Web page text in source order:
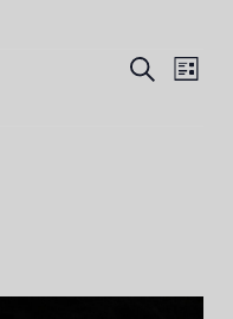
V
SucheV
t
Liste